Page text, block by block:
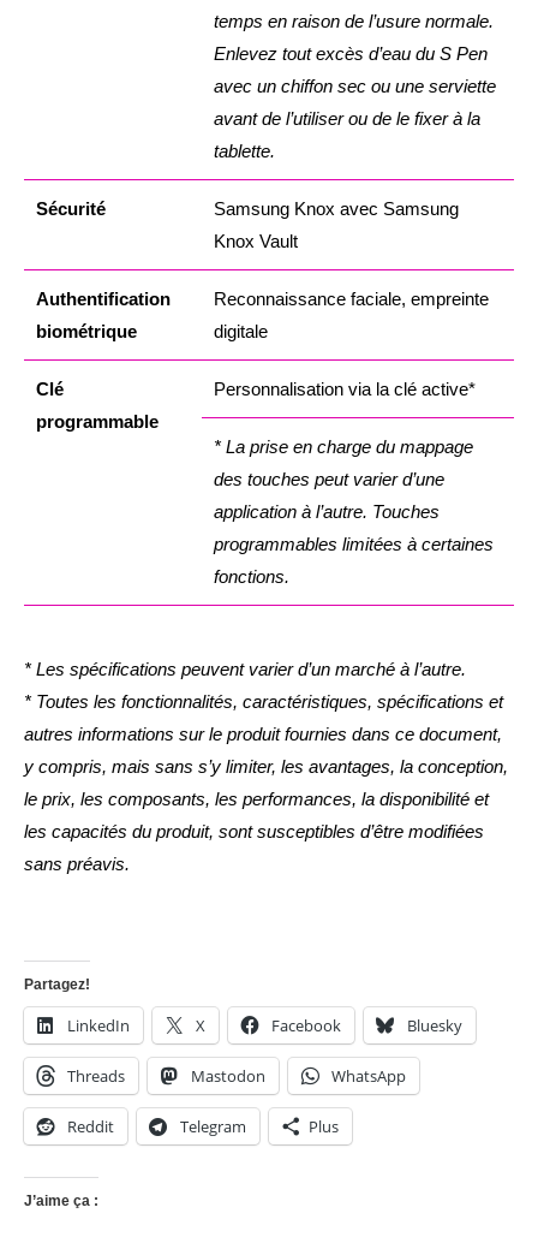
temps en raison de l’usure normale.
Enlevez tout excès d’eau du S Pen
avec un chiffon sec ou une serviette
avant de l’utiliser ou de le fixer à la
tablette.
Sécurité
Samsung Knox avec Samsung
Knox Vault
Authentification
biométrique
Reconnaissance faciale, empreinte
digitale
Clé
programmable
Personnalisation via la clé active*
* La prise en charge du mappage
des touches peut varier d’une
application à l’autre. Touches
programmables limitées à certaines
fonctions.
* Les spécifications peuvent varier d’un marché à l’autre.
* Toutes les fonctionnalités, caractéristiques, spécifications et
autres informations sur le produit fournies dans ce document,
y compris, mais sans s’y limiter, les avantages, la conception,
le prix, les composants, les performances, la disponibilité et
les capacités du produit, sont susceptibles d’être modifiées
sans préavis.
Partagez!
LinkedIn X Facebook Bluesky
Threads Mastodon WhatsApp
Reddit Telegram Plus
J’aime ça :